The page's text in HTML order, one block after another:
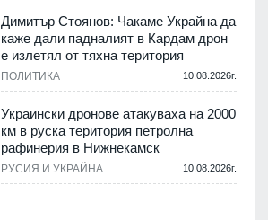
Димитър Стоянов: Чакаме Украйна да
каже дали падналият в Кардам дрон
е излетял от тяхна територия
ПОЛИТИКА 10.08.2026г.
Украински дронове атакуваха на 2000
км в руска територия петролна
рафинерия в Нижнекамск
РУСИЯ И УКРАЙНА 10.08.2026г.